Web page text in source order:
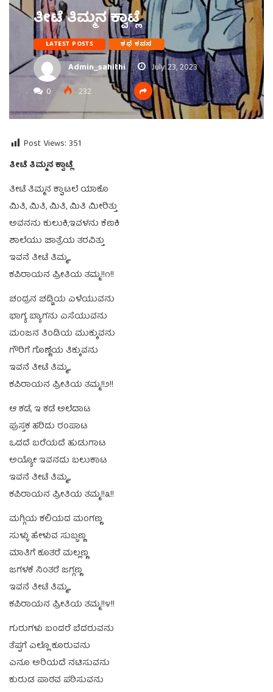
ತೀಟೆ ತಿಮ್ಮನ ಕ್ವಾಟ್ಲೆ
LATEST POSTS ಕಥೆ ಕವನ
Admin_sahithi
July 23, 2023
0
232
Post Views: 351
ತೀಟೆ ತಿಮ್ಮನ ಕ್ವಾಟ್ಲೆ
ತೀಟೆ ತಿಮ್ಮನ ಕ್ವಾಟಲೆ ಯಾಕೊ
ಮಿತಿ, ಮಿತಿ, ಮಿತಿ, ಮಿತಿ ಮೀರಿತ್ತು
ಅವನನು ಕುಲುಕಿ,ಇವಳನು ಕೆಣಕಿ
ಶಾಲೆಯು ಜಾತ್ರೆಯ ತರವಿತ್ತು
ಇವನೆ ತೀಟೆ ತಿಮ್ಮ,,,
ಕಪಿರಾಯನ ಪ್ರೀತಿಯ ತಮ್ಮ.!!೧!!
ಚಂದ್ರನ ಚಡ್ಡಿಯ ಎಳೆಯುವನು
ಭಾಗ್ಯ ಬ್ಯಾಗನು ಎಸೆಯುವನು
ಮಂಜನ ತಿಂಡಿಯ ಮುಕ್ಕುವನು
ಗೌರಿಗೆ ಗೊಣ್ಣೆಯ ತಿಕ್ಕುವನು
ಇವನೆ ತೀಟೆ ತಿಮ್ಮ,,,
ಕಪಿರಾಯನ ಪ್ರೀತಿಯ ತಮ್ಮ.!!೨!!
ಆ ಕಡೆ, ಇ ಕಡೆ ಅಲೆದಾಟ
ಪುಸ್ತಕ ಹರಿದು ರಂಪಾಟ
ಒದದೆ ಬರೆಯದೆ ಹುಡುಗಾಟ
ಅಯ್ಯೋ ಇವನದು ಬಲುಕಾಟ
ಇವನೆ ತೀಟೆ ತಿಮ್ಮ,,,
ಕಪಿರಾಯನ ಪ್ರೀತಿಯ ತಮ್ಮ.!!೩!!
ಮಗ್ಗಿಯ ಕಲಿಯದ ಮಂಗಣ್ಣ
ಸುಳ್ಳು ಹೇಳುವ ಸುಬ್ಬಣ್ಣ
ಮಾತಿಗೆ ಕೂತರೆ ಮಲ್ಲಣ್ಣ
ಜಗಳಕೆ ನಿಂತರೆ ಜಗ್ಗಣ್ಣ
ಇವನೆ ತೀಟೆ ತಿಮ್ಮ,,,
ಕಪಿರಾಯನ ಪ್ರೀತಿಯ ತಮ್ಮ.!!೪!!
ಗುರುಗಳು ಬಂದರೆ ಬೆದರುವನು
ತೆಪ್ಪಗೆ ಎಲ್ಲೊ ಕೂರುವನು
ಎನೂ ಅರಿಯದೆ ನಟಿಸುವನು
ಕುರುಡ ಪಾಠವ ಪಠಿಸುವನು